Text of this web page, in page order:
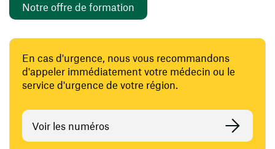
Notre offre de formation
En cas d'urgence, nous vous recommandons
d'appeler immédiatement votre médecin ou le
service d'urgence de votre région.
Voir les numéros